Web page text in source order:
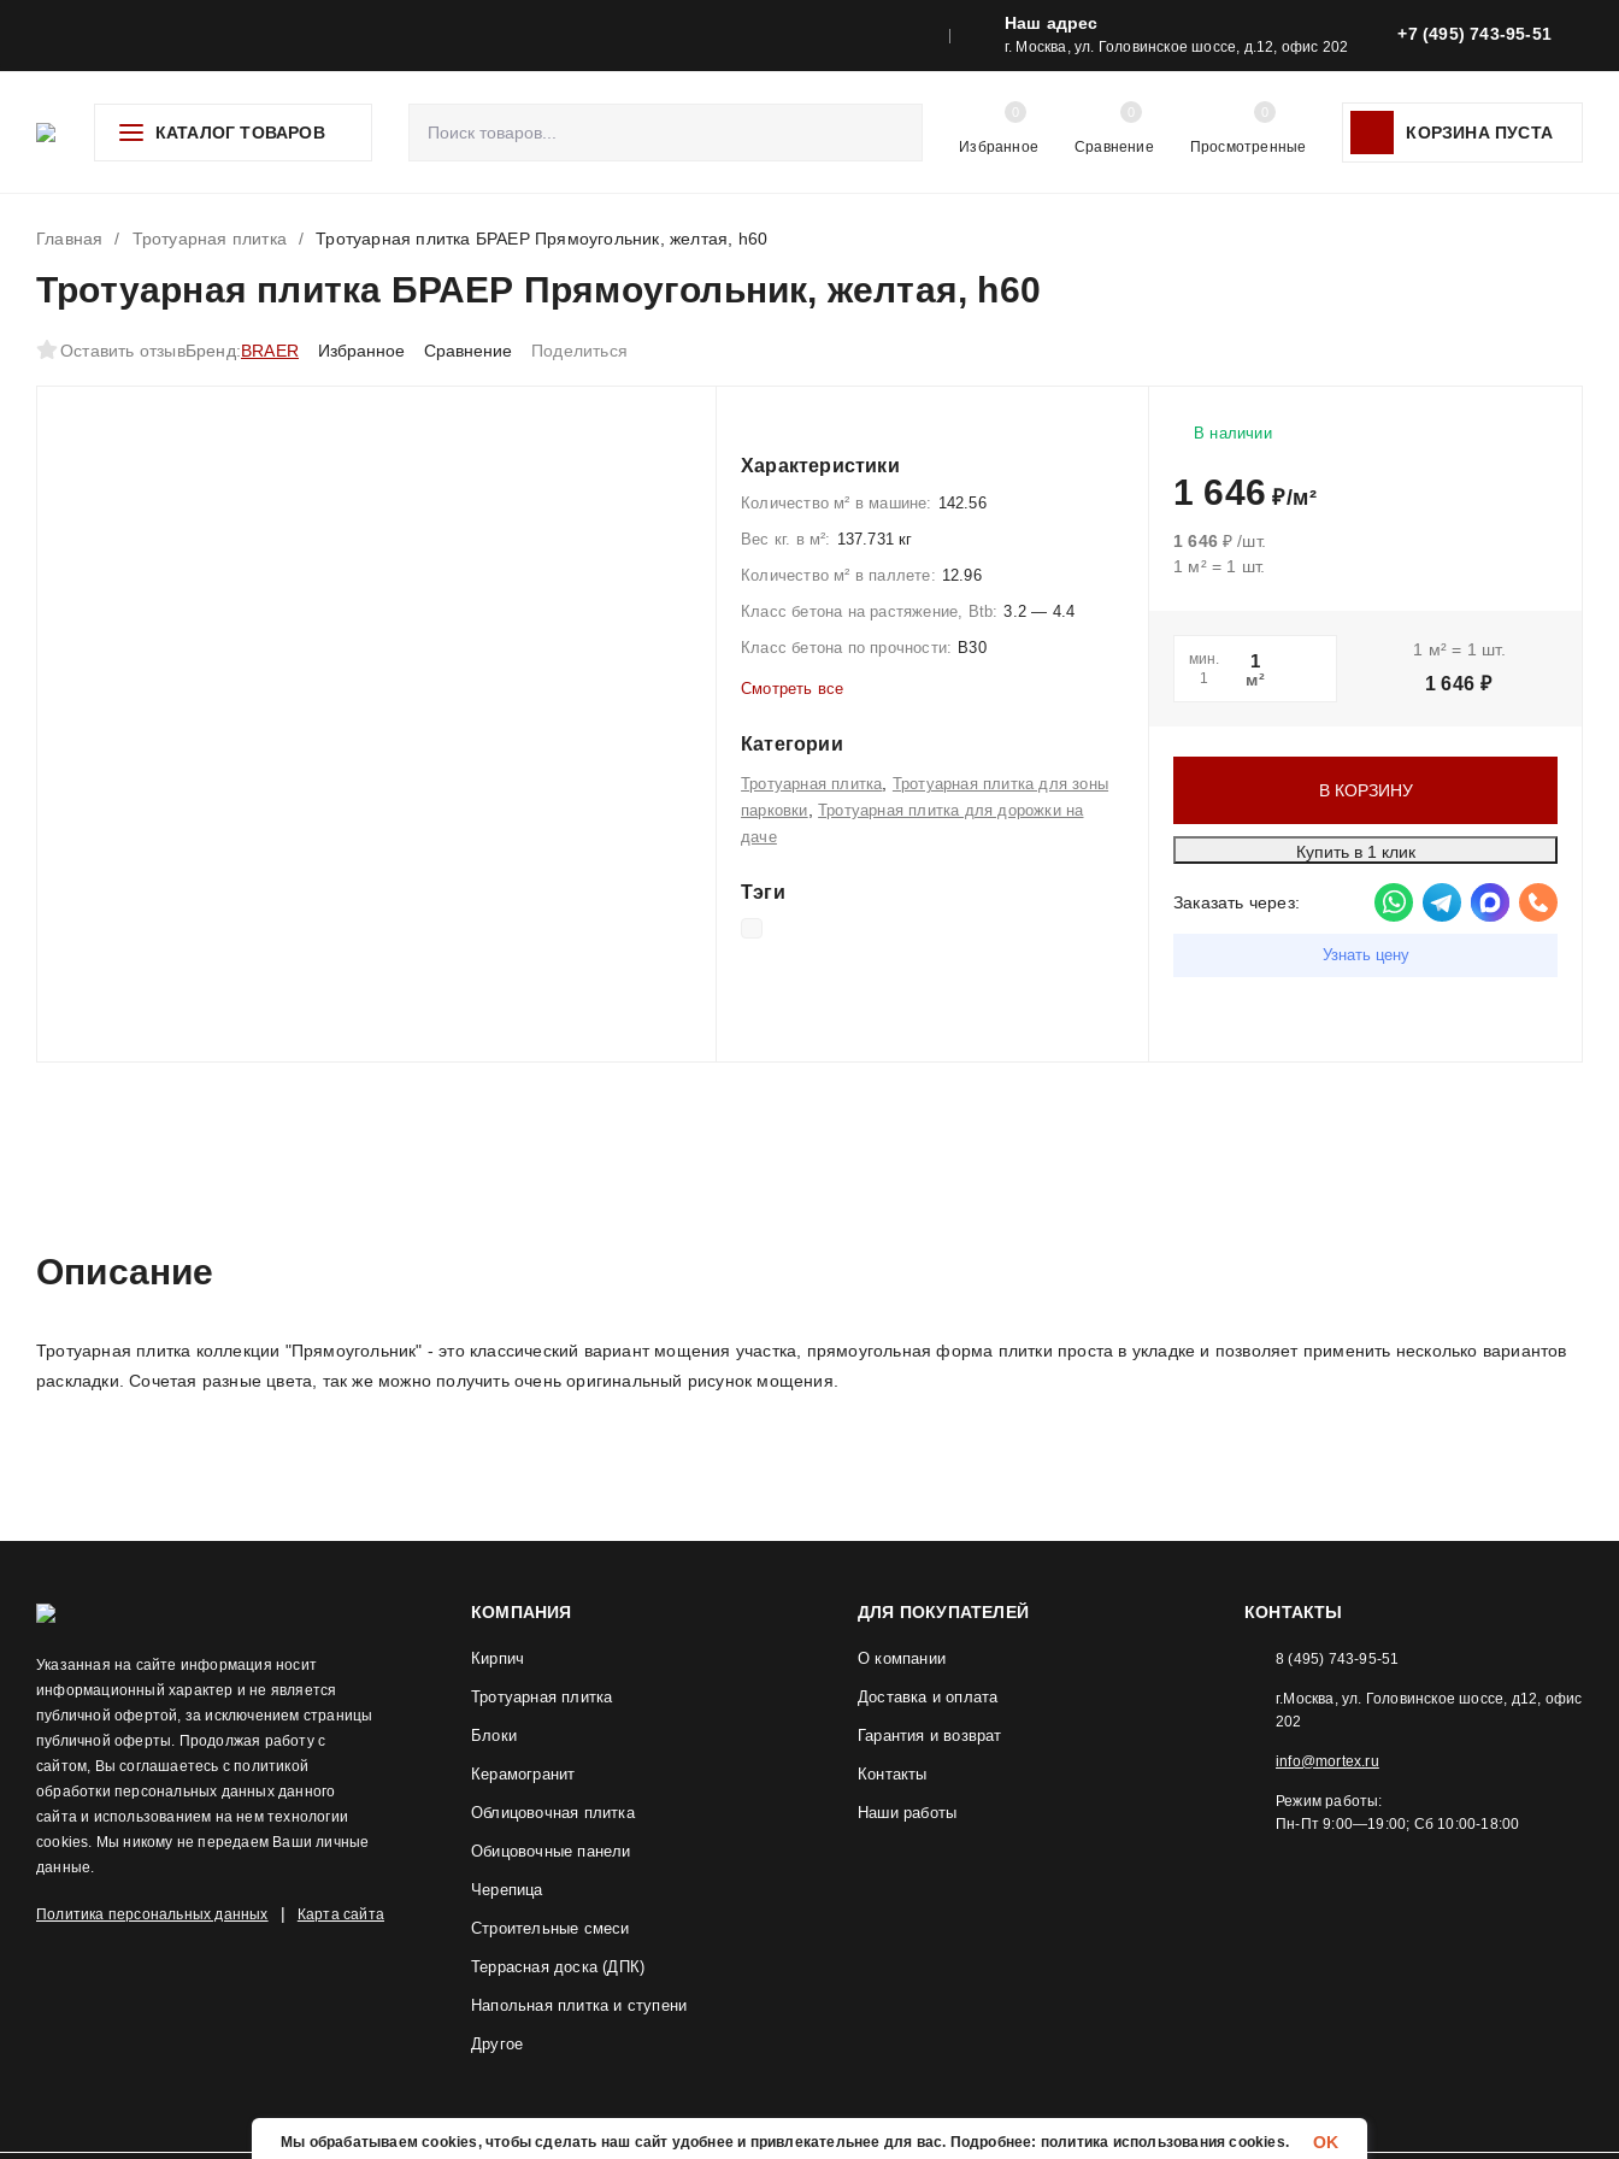
Наш адрес
г. Москва, ул. Головинское шоссе, д.12, офис 202
+7 (495) 743-95-51
КАТАЛОГ ТОВАРОВ
Избранное
0
Сравнение
0
Просмотренные
0
КОРЗИНА ПУСТА
Главная / Тротуарная плитка / Тротуарная плитка БРАЕР Прямоугольник, желтая, h60
Тротуарная плитка БРАЕР Прямоугольник, желтая, h60
Оставить отзывБренд:BRAER Избранное Сравнение Поделиться
Характеристики
Количество м² в машине: 142.56
Вес кг. в м²: 137.731 кг
Количество м² в паллете: 12.96
Класс бетона на растяжение, Btb: 3.2 — 4.4
Класс бетона по прочности: B30
Смотреть все
Категории
Тротуарная плитка Тротуарная плитка для зоны
парковки ,Тротуарная плитка для дорожки на
даче
Тэги
В наличии
1 646 ₽/м²
1 646 ₽ /шт.
1 м²= 1 шт.
мин.
1
м²
1 м² = 1 шт.
1 646 ₽
В КОРЗИНУ
Купить в 1 клик
Заказать через:
Узнать цену
Описание
Тротуарная плитка коллекции "Прямоугольник" - это классический вариант мощения участка, прямоугольная форма плитки проста в укладке и позволяет применить несколько вариантов
раскладки. Сочетая разные цвета, так же можно получить очень оригинальный рисунок мощения.
Указанная на сайте информация носит
информационный характер и не является
публичной офертой, за исключением страницы
публичной оферты. Продолжая работу с
сайтом, Вы соглашаетесь с политикой
обработки персональных данных данного
сайта и использованием на нем технологии
cookies. Мы никому не передаем Ваши личные
данные.
Политика персональных данных | Карта сайта
КОМПАНИЯ
Кирпич
Тротуарная плитка
Блоки
Керамогранит
Облицовочная плитка
Обицовочные панели
Черепица
Строительные смеси
Террасная доска (ДПК)
Напольная плитка и ступени
Другое
ДЛЯ ПОКУПАТЕЛЕЙ
О компании
Доставка и оплата
Гарантия и возврат
Контакты
Наши работы
КОНТАКТЫ
8 (495) 743-95-51
г.Москва, ул. Головинское шоссе, д12, офис
202
info@mortex.ru
Режим работы:
Пн-Пт 9:00—19:00; Сб 10:00-18:00
Мы обрабатываем cookies, чтобы сделать наш сайт удобнее и привлекательнее для вас. Подробнее: политика использования cookies. OK